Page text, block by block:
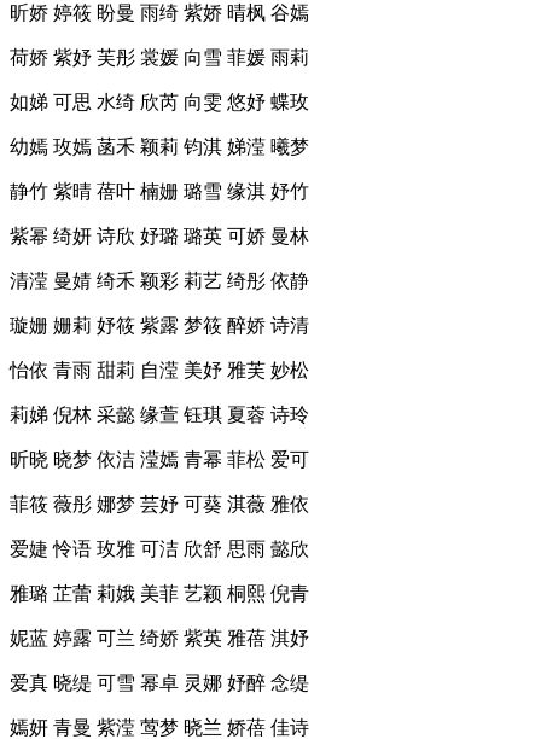
昕娇 婷筱 盼曼 雨绮 紫娇 晴枫 谷嫣
荷娇 紫妤 芙彤 裳媛 向雪 菲媛 雨莉
如娣 可思 水绮 欣芮 向雯 悠妤 蝶玫
幼嫣 玫嫣 菡禾 颖莉 钧淇 娣滢 曦梦
静竹 紫晴 蓓叶 楠姗 璐雪 缘淇 妤竹
紫幂 绮妍 诗欣 妤璐 璐英 可娇 曼林
清滢 曼婧 绮禾 颖彩 莉艺 绮彤 依静
璇姗 姗莉 妤筱 紫露 梦筱 醉娇 诗清
怡依 青雨 甜莉 自滢 美妤 雅芙 妙松
莉娣 倪林 采懿 缘萱 钰琪 夏蓉 诗玲
昕晓 晓梦 依洁 滢嫣 青幂 菲松 爱可
菲筱 薇彤 娜梦 芸妤 可葵 淇薇 雅依
爱婕 怜语 玫雅 可洁 欣舒 思雨 懿欣
雅璐 芷蕾 莉娥 美菲 艺颖 桐熙 倪青
妮蓝 婷露 可兰 绮娇 紫英 雅蓓 淇妤
爱真 晓缇 可雪 幂卓 灵娜 妤醉 念缇
嫣妍 青曼 紫滢 莺梦 晓兰 娇蓓 佳诗